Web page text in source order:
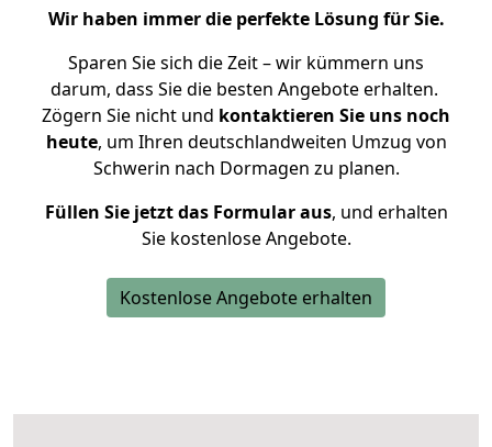
Wir haben immer die perfekte Lösung für Sie.
Sparen Sie sich die Zeit – wir kümmern uns
darum, dass Sie die besten Angebote erhalten.
Zögern Sie nicht und kontaktieren Sie uns noch
heute, um Ihren deutschlandweiten Umzug von
Schwerin nach Dormagen zu planen.
Füllen Sie jetzt das Formular aus, und erhalten
Sie kostenlose Angebote.
Kostenlose Angebote erhalten